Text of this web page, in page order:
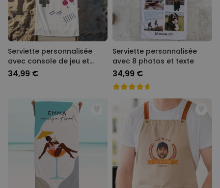
Serviette personnalisée
avec console de jeu et
texte
34,99 €
Serviette personnalisée
avec 8 photos et texte
34,99 €